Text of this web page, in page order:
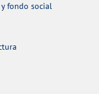
fondo social